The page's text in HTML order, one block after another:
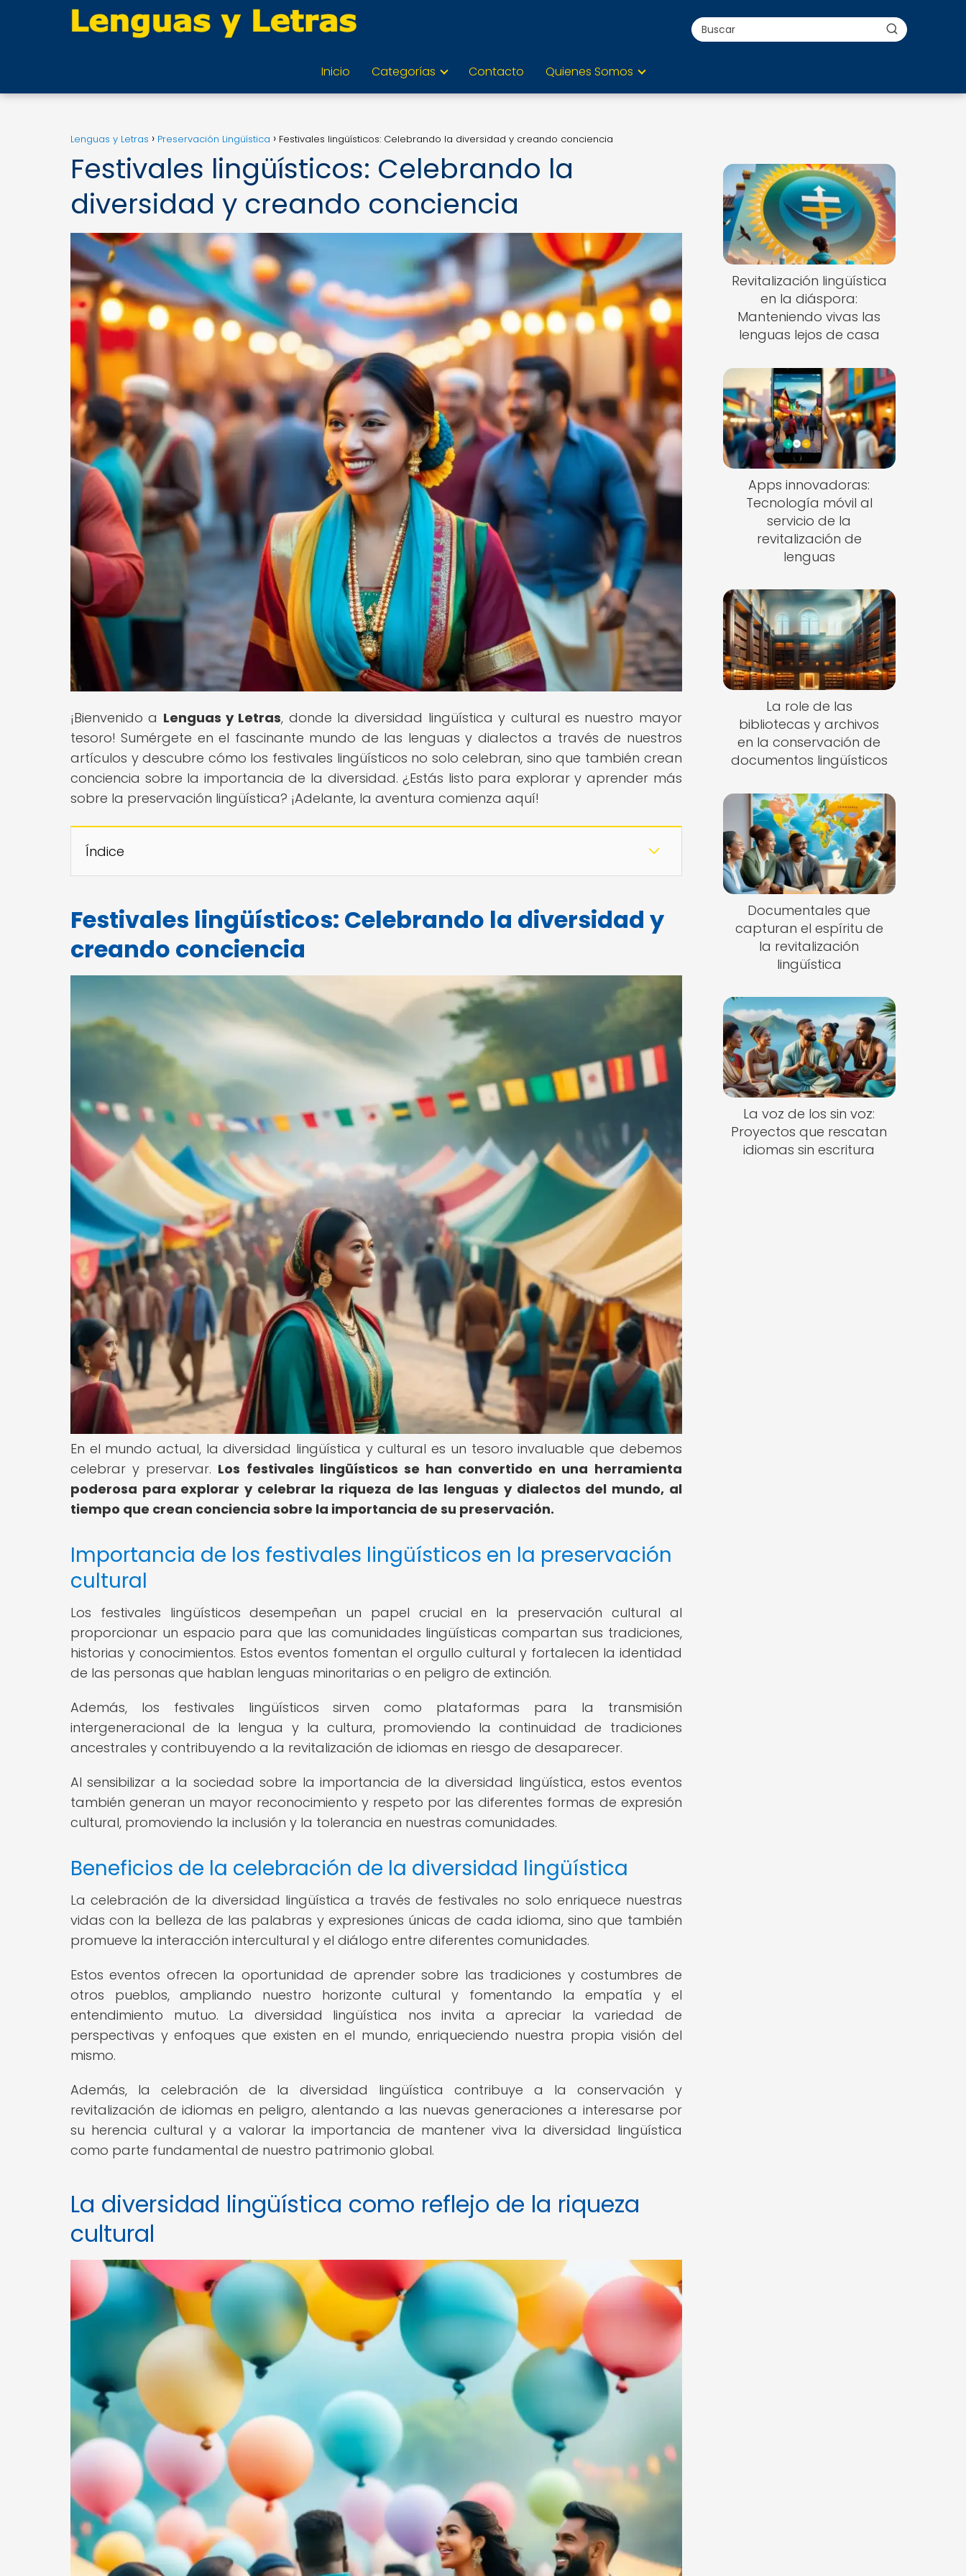
Inicio Categorías Contacto Quienes Somos
Lenguas y Letras Preservación Lingüística Festivales lingüísticos: Celebrando la diversidad y creando conciencia
Festivales lingüísticos: Celebrando la
diversidad y creando conciencia
¡Bienvenido a Lenguas y Letras, donde la diversidad lingüística y cultural es nuestro mayor
tesoro! Sumérgete en el fascinante mundo de las lenguas y dialectos a través de nuestros
artículos y descubre cómo los festivales lingüísticos no solo celebran, sino que también crean
conciencia sobre la importancia de la diversidad. ¿Estás listo para explorar y aprender más
sobre la preservación lingüística? ¡Adelante, la aventura comienza aquí!
Índice
Festivales lingüísticos: Celebrando la diversidad y
creando conciencia
En el mundo actual, la diversidad lingüística y cultural es un tesoro invaluable que debemos
celebrar y preservar. Los festivales lingüísticos se han convertido en una herramienta
poderosa para explorar y celebrar la riqueza de las lenguas y dialectos del mundo, al
tiempo que crean conciencia sobre la importancia de su preservación.
Importancia de los festivales lingüísticos en la preservación
cultural
Los festivales lingüísticos desempeñan un papel crucial en la preservación cultural al
proporcionar un espacio para que las comunidades lingüísticas compartan sus tradiciones,
historias y conocimientos. Estos eventos fomentan el orgullo cultural y fortalecen la identidad
de las personas que hablan lenguas minoritarias o en peligro de extinción.
Además, los festivales lingüísticos sirven como plataformas para la transmisión
intergeneracional de la lengua y la cultura, promoviendo la continuidad de tradiciones
ancestrales y contribuyendo a la revitalización de idiomas en riesgo de desaparecer.
Al sensibilizar a la sociedad sobre la importancia de la diversidad lingüística, estos eventos
también generan un mayor reconocimiento y respeto por las diferentes formas de expresión
cultural, promoviendo la inclusión y la tolerancia en nuestras comunidades.
Beneficios de la celebración de la diversidad lingüística
La celebración de la diversidad lingüística a través de festivales no solo enriquece nuestras
vidas con la belleza de las palabras y expresiones únicas de cada idioma, sino que también
promueve la interacción intercultural y el diálogo entre diferentes comunidades.
Estos eventos ofrecen la oportunidad de aprender sobre las tradiciones y costumbres de
otros pueblos, ampliando nuestro horizonte cultural y fomentando la empatía y el
entendimiento mutuo. La diversidad lingüística nos invita a apreciar la variedad de
perspectivas y enfoques que existen en el mundo, enriqueciendo nuestra propia visión del
mismo.
Además, la celebración de la diversidad lingüística contribuye a la conservación y
revitalización de idiomas en peligro, alentando a las nuevas generaciones a interesarse por
su herencia cultural y a valorar la importancia de mantener viva la diversidad lingüística
como parte fundamental de nuestro patrimonio global.
La diversidad lingüística como reflejo de la riqueza
cultural
Revitalización lingüística
en la diáspora:
Manteniendo vivas las
lenguas lejos de casa
Apps innovadoras:
Tecnología móvil al
servicio de la
revitalización de
lenguas
La role de las
bibliotecas y archivos
en la conservación de
documentos lingüísticos
Documentales que
capturan el espíritu de
la revitalización
lingüística
La voz de los sin voz:
Proyectos que rescatan
idiomas sin escritura